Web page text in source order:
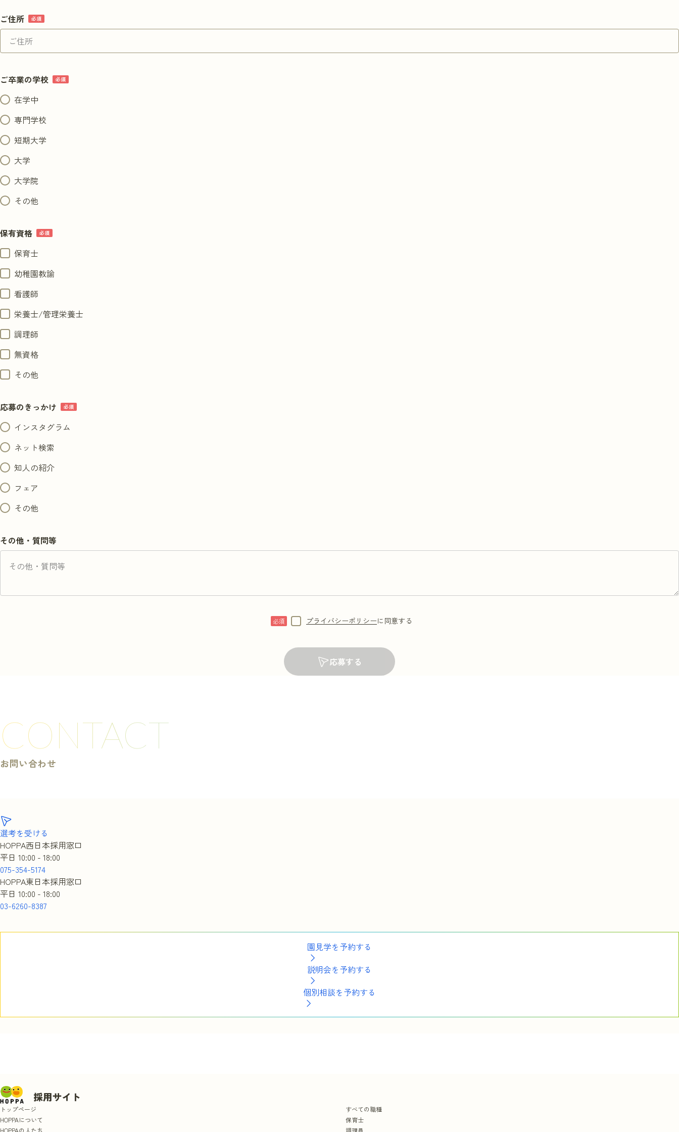
ご住所
ご卒業の学校
在学中
専門学校
短期大学
大学
大学院
その他
保有資格
保育士
幼稚園教諭
看護師
栄養士/管理栄養士
調理師
無資格
その他
応募のきっかけ
インスタグラム
ネット検索
知人の紹介
フェア
その他
その他・質問等
プライバシーポリシーに同意する
応募する
CONTACT
お問い合わせ
選考を受ける
HOPPA西日本採用窓口
平日 10:00 - 18:00
075-354-5174
HOPPA東日本採用窓口
平日 10:00 - 18:00
03-6260-8387
園見学を予約する
説明会を予約する
個別相談を予約する
トップページ
HOPPAについて
すべての職種
保育士